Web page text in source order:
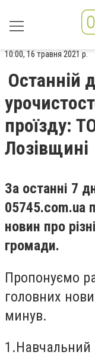
10:00, 16 травня 2021 р.
Останній
проїзду:
Лозівщині
За останні 7
05745.com.ua
новин про
громади.
Пропонуємо
головних
минув.
1.Навчальний